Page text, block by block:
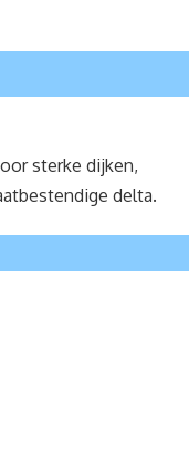
sterke dijken,
delta.